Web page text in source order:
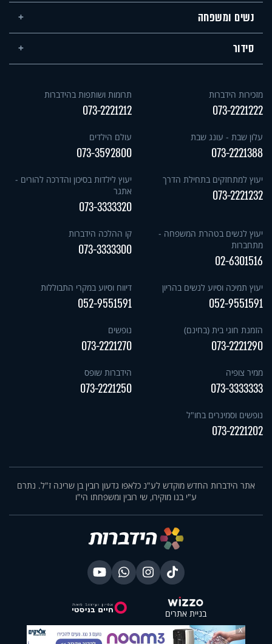
נשים ומשפחה
סידור
מזכירות הידברות
073-2221222
תרומות ושותפות בהידברות
073-2221212
עלון שבת - עונג שבת
073-2221388
עולם הילדים
073-3592800
יעוץ למתחזקים בתחילת הדרך
073-2221232
יעוץ לילדות בסיכון והדרכה להורים -
אתגר
073-3333320
יעוץ לנשים בטהרת המשפחה -
מתחברות
02-6301516
קו ההלכה הידברות
073-3333300
יעוץ תמיכה וסיוע לנשים בהריון
052-9551591
דיווח וסיוע במקרי התבוללות
052-9551591
הזמנת חוגי בית (בחינם)
073-2221290
נופשים
073-2221270
ממיר צופיה
073-3333333
הידברות שופס
073-2221250
נופשים וסמינרים בחו"ל
073-2221202
אתר הידברות החדש מוקדש לע"נ כלאפו גדעון רובין בן שרינה ז"ל. נתרם
ע"י בנו מוקירו, שי רובין ומשפחתו הי"ו
בניית אתרים
X